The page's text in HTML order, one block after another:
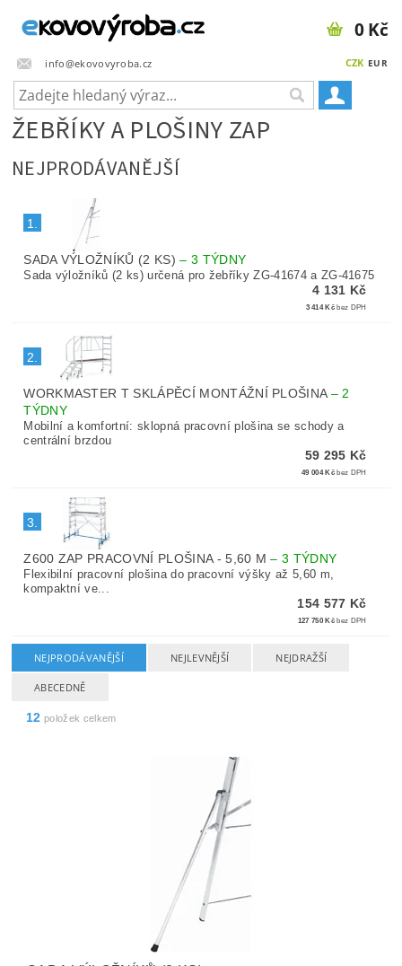
info@ekovovyroba.cz CZK EUR
0 Kč
ŽEBŘÍKY A PLOŠINY ZAP
NEJPRODÁVANĚJŠÍ
1.
SADA VÝLOŽNÍKŮ (2 KS)– 3 TÝDNY
Sada výložníků (2 ks) určená pro žebříky ZG-41674 a ZG-41675
4 131 Kč
3 414 Kč bez DPH
2.
WORKMASTER T SKLÁPĚCÍ MONTÁŽNÍ PLOŠINA – 2
TÝDNY
Mobilní a komfortní: sklopná pracovní plošina se schody a
centrální brzdou
59 295 Kč
49 004 Kč bez DPH
3.
Z600 ZAP PRACOVNÍ PLOŠINA - 5,60 M–3 TÝDNY
Flexibilní pracovní plošina do pracovní výšky až 5,60 m,
kompaktní ve...
154 577 Kč
127 750 Kč bez DPH
NEJPRODÁVANĚJŠÍ NEJLEVNĚJŠÍ NEJDRAŽŠÍ
ABECEDNĚ
12 položek celkem